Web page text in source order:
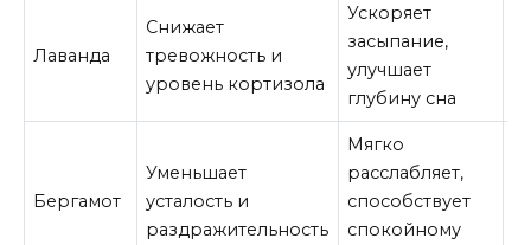
Лаванда
Снижает
тревожность и
уровень кортизола
Ускоряет
засыпание,
улучшает
глубину сна
Бергамот
Уменьшает
усталость и
раздражительность
Мягко
расслабляет,
способствует
спокойному